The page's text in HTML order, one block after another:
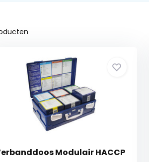
Modulair HACCP